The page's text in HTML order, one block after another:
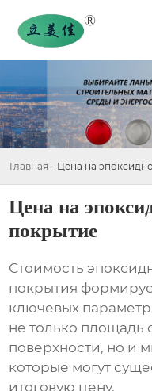
Главная - Цена на
Цена на
покрытие
Стоимость
покрытия
ключевых
не только площадь
поверхности, но и
которые могут
итоговую цену.